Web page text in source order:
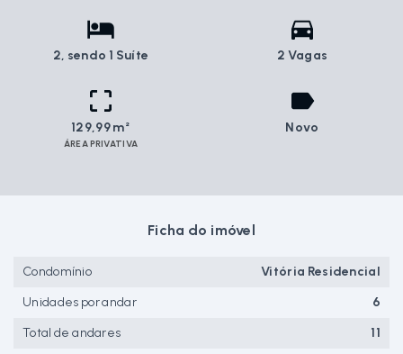
2, sendo 1 Suíte 2 Vagas
129,99 m²
ÁREA PRIVATIVA
Novo
Ficha do imóvel
Condomínio
Vitória Residencial
Unidades por andar
6
Total de andares
11